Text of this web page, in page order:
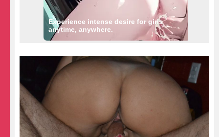
Experience intense desire for girls
anytime, anywhere.